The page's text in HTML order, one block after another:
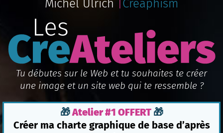
Michel Ulrich Creaphism
Tu débutes sur le Web et tu souhaites te créer
une image et un site web qui te ressemble ?
🎁Atelier #1 OFFERT🎁
Créer ma charte graphique de base d’après